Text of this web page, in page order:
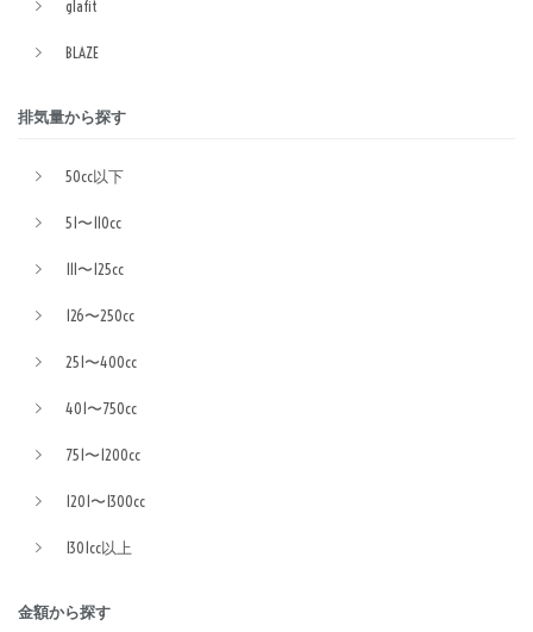
glafit
BLAZE
排気量から探す
50cc以下
51〜110cc
111〜125cc
126〜250cc
251〜400cc
401〜750cc
751〜1200cc
1201〜1300cc
1301cc以上
金額から探す